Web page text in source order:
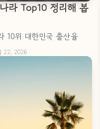
라 Top10 정리해 봅
10위 대한민국 출산율
22, 2026